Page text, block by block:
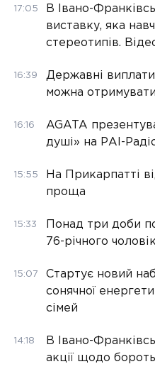
17:05
В Івано-
виставку, яка
стереотипів.
16:39
Державні виплати
можна
16:16
AGATA
душі» на РАІ-
15:55
На Прикарпатті
проща
15:33
Понад три доби
76-річного
15:07
Стартує новий
сонячної
сімей
14:18
В Івано-
акції щодо